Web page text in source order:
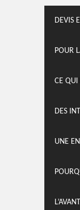
DEVIS
POUR
CE QUI
DES
UNE